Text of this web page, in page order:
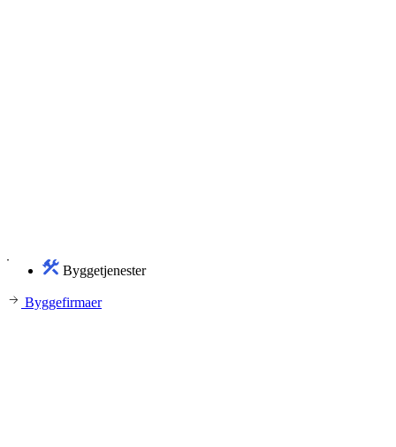
Byggetjenester
Byggefirmaer